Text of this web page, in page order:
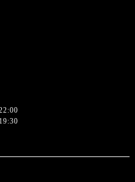
陕西省榆林市榆阳区长兴路万国售后服务中心（需提前预约）